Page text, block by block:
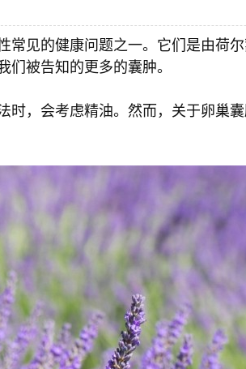
常见的健康问题之一。它们是由荷
被告知的更多的囊肿。
时，会考虑精油。然而，关于卵巢